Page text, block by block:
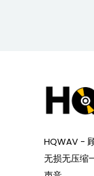
HQWAV -
无损无压缩